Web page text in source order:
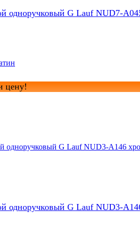
одноручковый G Lauf NUD7-
цену!
одноручковый G Lauf NUD3-